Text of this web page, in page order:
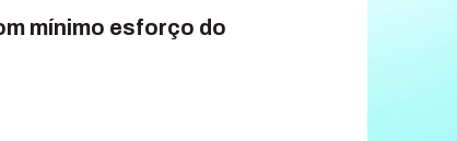
mínimo esforço do